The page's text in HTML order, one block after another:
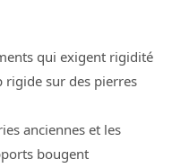
qui exigent rigidité
sur des pierres
anciennes et les
bougent